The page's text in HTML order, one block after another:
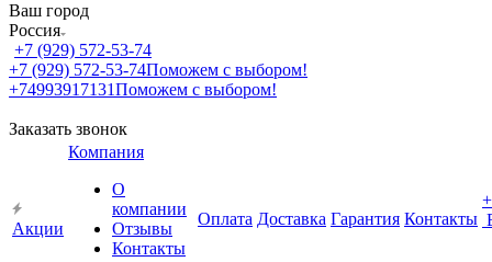
Ваш город
Россия
+7 (929) 572-53-74
+7 (929) 572-53-74Поможем с выбором!
+74993917131Поможем с выбором!
Заказать звонок
Акции
Компания
О
компании
Отзывы
Контакты
Оплата Доставка Гарантия Контакты
+